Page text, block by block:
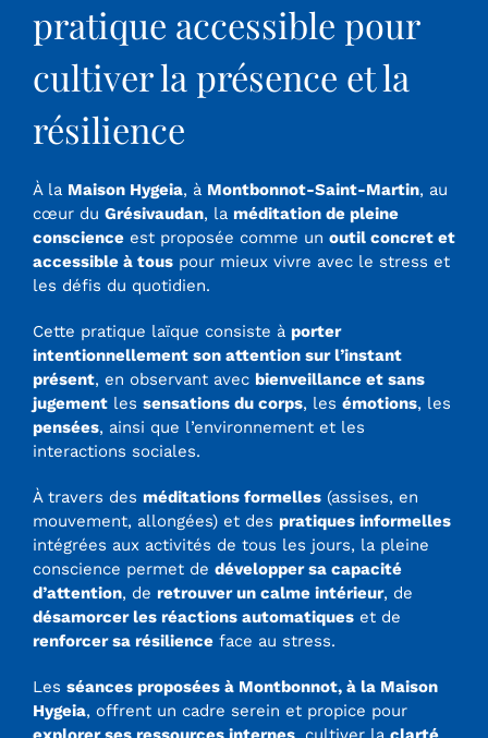
pratique accessible pour
cultiver la présence et la
résilience
À la Maison Hygeia, à Montbonnot-Saint-Martin, au
cœur du Grésivaudan, la méditation de pleine
conscienceest proposée comme un outil concret et
accessible à touspour mieux vivre avec le stress et
les défis du quotidien.
Cette pratique laïque consiste à porter
intentionnellement son attention sur l’instant
présent, en observant avec bienveillance et sans
jugementles sensations du corps, les émotions, les
pensées, ainsi que l’environnement et les
interactions sociales.
À travers des méditations formelles(assises, en
mouvement, allongées) et des pratiques informelles
intégrées aux activités de tous les jours, la pleine
conscience permet de développer sa capacité
d’attention, de retrouver un calme intérieur, de
désamorcer les réactions automatiqueset de
renforcer sa résilienceface au stress.
Les séances proposées à Montbonnot, à la Maison
Hygeia, offrent un cadre serein et propice pour